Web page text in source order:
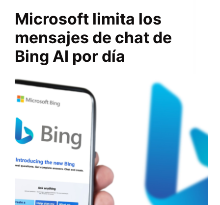
Microsoft limita los
mensajes de chat de
Bing AI por día